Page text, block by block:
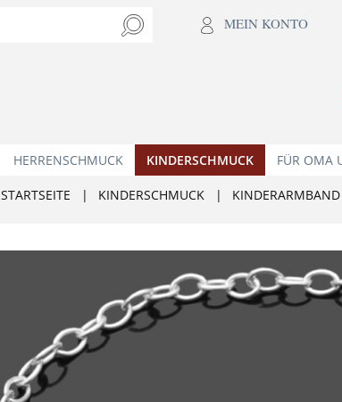
MEIN KONTO
HERRENSCHMUCK KINDERSCHMUCK FÜR OMA
STARTSEITE | KINDERSCHMUCK | KINDERARMBAND